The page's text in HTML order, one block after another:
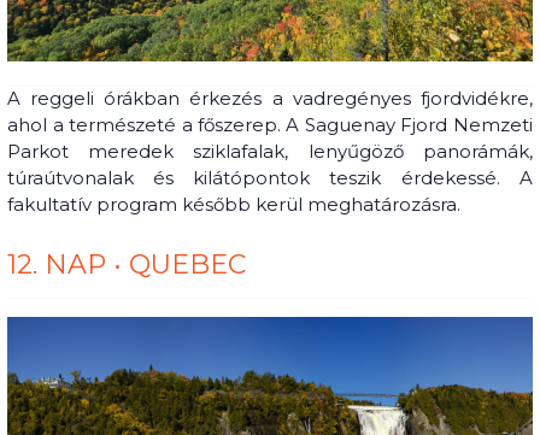
A reggeli órákban érkezés a vadregényes fjordvidékre,
ahol a természeté a főszerep. A Saguenay Fjord Nemzeti
Parkot meredek sziklafalak, lenyűgöző panorámák,
túraútvonalak és kilátópontok teszik érdekessé. A
fakultatív program később kerül meghatározásra.
12. NAP • QUEBEC